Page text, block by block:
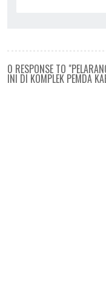
0 RESPONSE TO
INI DI KOMPLEK PEMDA